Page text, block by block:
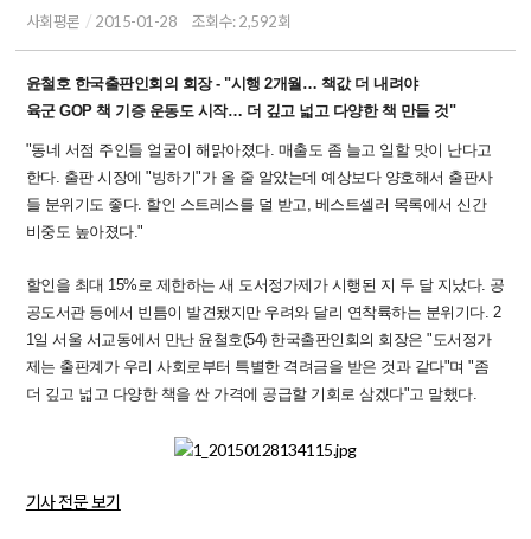
사회평론 2015-01-28 조회수: 2,592회
윤철호 한국출판인회의 회장 - "시행 2개월… 책값 더 내려야
육군 GOP 책 기증 운동도 시작… 더 깊고 넓고 다양한 책 만들 것"
"동네 서점 주인들 얼굴이 해맑아졌다. 매출도 좀 늘고 일할 맛이 난다고
한다. 출판 시장에 "빙하기"가 올 줄 알았는데 예상보다 양호해서 출판사
들 분위기도 좋다. 할인 스트레스를 덜 받고, 베스트셀러 목록에서 신간
비중도 높아졌다."
할인을 최대 15%로 제한하는 새 도서정가제가 시행된 지 두 달 지났다. 공
공도서관 등에서 빈틈이 발견됐지만 우려와 달리 연착륙하는 분위기다. 2
1일 서울 서교동에서 만난 윤철호(54) 한국출판인회의 회장은 "도서정가
제는 출판계가 우리 사회로부터 특별한 격려금을 받은 것과 같다"며 "좀
더 깊고 넓고 다양한 책을 싼 가격에 공급할 기회로 삼겠다"고 말했다.
기사 전문 보기